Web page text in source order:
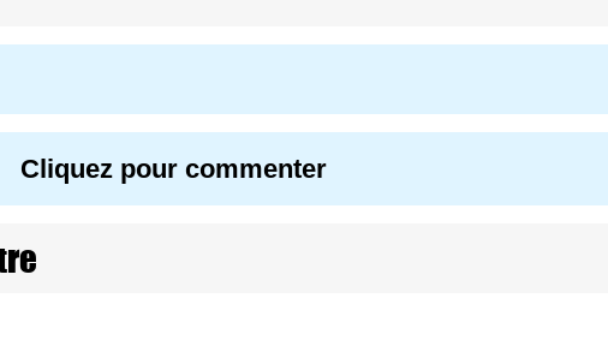
Cliquez pour commenter